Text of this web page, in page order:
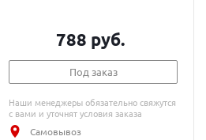
788 руб.
Под заказ
Наши менеджеры обязательно свяжутся
с вами и уточнят условия заказа
Самовывоз